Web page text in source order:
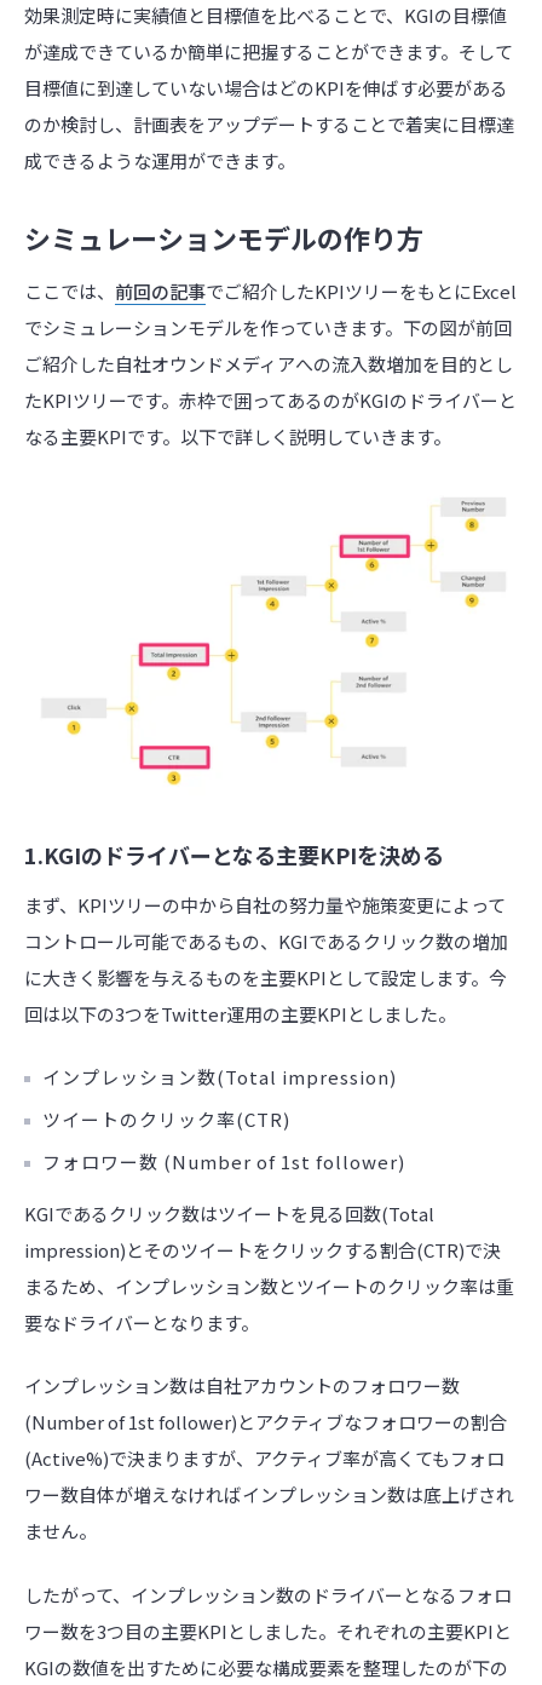
効果測定時に実績値と目標値を比べることで、KGIの目標値
が達成できているか簡単に把握することができます。そして
目標値に到達していない場合はどのKPIを伸ばす必要がある
のか検討し、計画表をアップデートすることで着実に目標達
成できるような運用ができます。
シミュレーションモデルの作り方
ここでは、 前回の記事でご紹介したKPIツリーをもとにExcel
でシミュレーションモデルを作っていきます。下の図が前回
ご紹介した自社オウンドメディアへの流入数増加を目的とし
たKPIツリーです。赤枠で囲ってあるのがKGIのドライバーと
なる主要KPIです。以下で詳しく説明していきます。
1.KGIのドライバーとなる主要KPIを決める
まず、KPIツリーの中から自社の努力量や施策変更によって
コントロール可能であるもの、KGIであるクリック数の増加
に大きく影響を与えるものを主要KPIとして設定します。今
回は以下の3つをTwitter運用の主要KPIとしました。
インプレッション数(Total impression)
ツイートのクリック率(CTR)
フォロワー数 (Number of 1st follower)
KGIであるクリック数はツイートを見る回数(Total
impression)とそのツイートをクリックする割合(CTR)で決
まるため、インプレッション数とツイートのクリック率は重
要なドライバーとなります。
インプレッション数は自社アカウントのフォロワー数
(Number of 1st follower)とアクティブなフォロワーの割合
(Active%)で決まりますが、アクティブ率が高くてもフォロ
ワー数自体が増えなければインプレッション数は底上げされ
ません。
したがって、インプレッション数のドライバーとなるフォロ
ワー数を3つ目の主要KPIとしました。それぞれの主要KPIと
KGIの数値を出すために必要な構成要素を整理したのが下の